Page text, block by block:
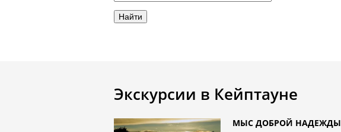
Экскурсии в Кейптауне
МЫС ДОБРОЙ НАДЕЖДЫ